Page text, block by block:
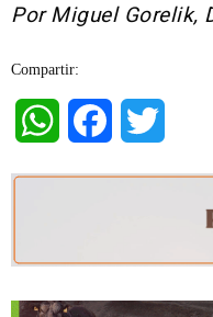
Por Miguel Gorelik,
Compartir:
WhatsAppFacebook